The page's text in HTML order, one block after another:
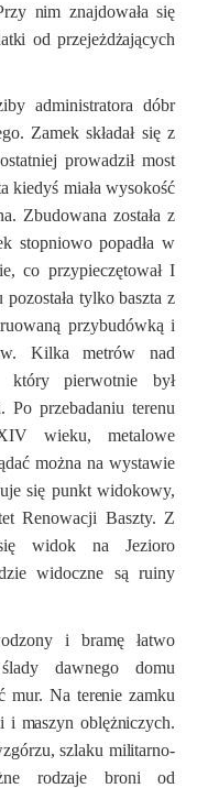
nim znajdowała się
od przejeżdżających
administratora dóbr
Zamek składał się z
prowadził most
kiedyś miała wysokość
Zbudowana została z
stopniowo popadła w
co przypieczętował I
tylko baszta z
przybudówką i
Kilka metrów nad
który pierwotnie był
Po przebadaniu terenu
wieku, metalowe
można na wystawie
się punkt widokowy,
Renowacji Baszty. Z
widok na Jezioro
widoczne są ruiny
i bramę łatwo
dawnego domu
mur. Na terenie zamku
i maszyn oblężniczych.
szlaku militarno-
rodzaje broni od